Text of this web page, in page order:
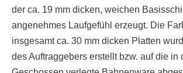
der ca. 19 mm dicken, weichen
angenehmes Laufgefühl erzeugt. Die
insgesamt ca. 30 mm dicken Platten
des Auftraggebers erstellt bzw. auf die in